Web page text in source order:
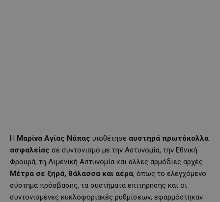
Η Μαρίνα Αγίας Νάπας υιοθέτησε αυστηρά πρωτόκολλα
ασφαλείας σε συντονισμό με την Αστυνομία, την Εθνική
Φρουρά, τη Λιμενική Αστυνομία και άλλες αρμόδιες αρχές.
Μέτρα σε ξηρά, θάλασσα και αέρα, όπως το ελεγχόμενο
σύστημα πρόσβασης, τα συστήματα επιτήρησης και οι
συντονισμένες κυκλοφοριακές ρυθμίσεων, εφαρμόστηκαν